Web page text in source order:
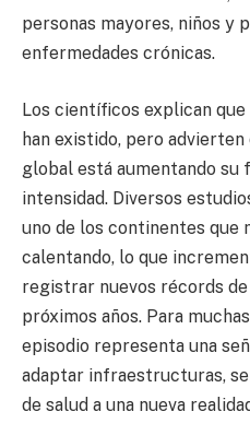
personas mayores, niños y
enfermedades crónicas.
Los científicos explican
han existido, pero
global está aumentando su
intensidad. Diversos
uno de los continentes que
calentando, lo que
registrar nuevos récords
próximos años. Para
episodio representa una
adaptar infraestructuras,
de salud a una nueva